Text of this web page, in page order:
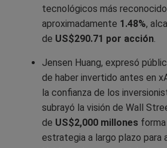
tecnológicos más
aproximadamente 1.48%,
de US$290.71 por acción.
Jensen Huang, expresó
de haber invertido antes en
la confianza de los
subrayó la visión de Wall
de US$2,000 millones
estrategia a largo plazo para